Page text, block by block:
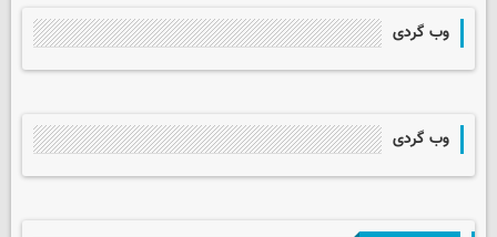
وب گردی
وب گردی